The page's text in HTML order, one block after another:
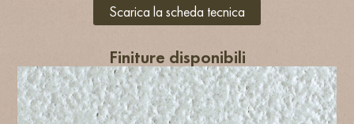
Scarica la scheda tecnica
Finiture disponibili